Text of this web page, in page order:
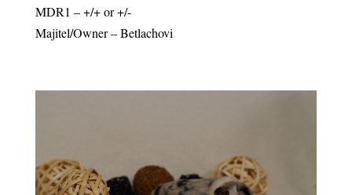
MDR1 – +/+ or +/-
Majitel/Owner – Betlachovi